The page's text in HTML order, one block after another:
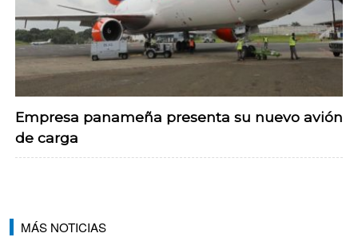
Empresa panameña presenta su nuevo avión
de carga
MÁS NOTICIAS